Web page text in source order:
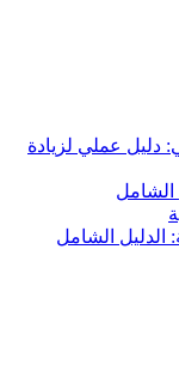
دليل عملي لزيادة
الشامل
الدليل الشامل